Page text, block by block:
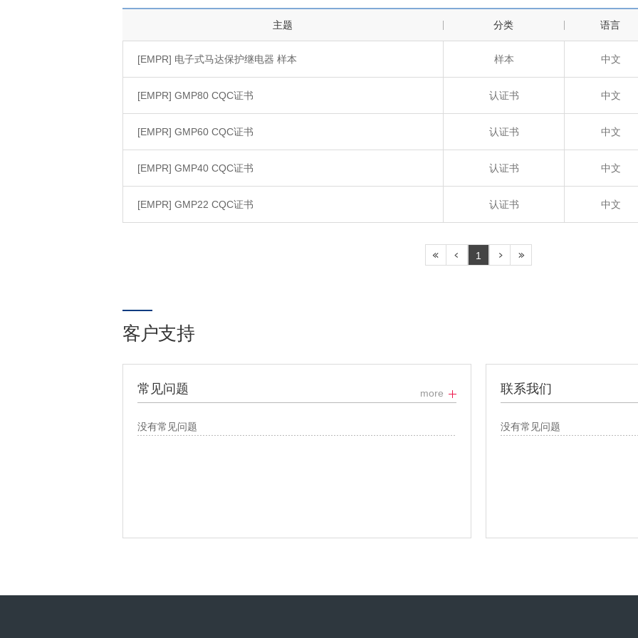
主题 分类 语言
[EMPR] 电子式马达保护继电器 样本 样本 中文
[EMPR] GMP80 CQC证书 认证书 中文
[EMPR] GMP60 CQC证书 认证书 中文
[EMPR] GMP40 CQC证书 认证书 中文
[EMPR] GMP22 CQC证书 认证书 中文
1
客户支持
常见问题 more
没有常见问题
联系我们
没有常见问题